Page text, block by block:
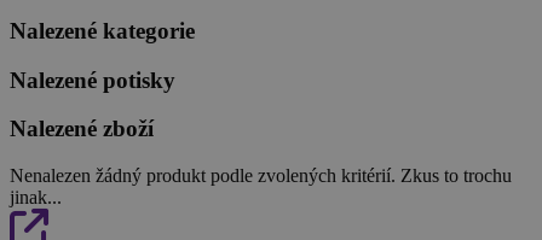
Nalezené kategorie
Nalezené potisky
Nalezené zboží
Nenalezen žádný produkt podle zvolených kritérií. Zkus to trochu
jinak...